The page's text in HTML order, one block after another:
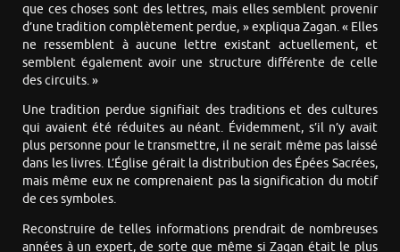
que ces choses sont des lettres, mais elles semblent provenir
d’une tradition complètement perdue, » expliqua Zagan. « Elles
ne ressemblent à aucune lettre existant actuellement, et
semblent également avoir une structure différente de celle
des circuits. »
Une tradition perdue signifiait des traditions et des cultures
qui avaient été réduites au néant. Évidemment, s’il n’y avait
plus personne pour le transmettre, il ne serait même pas laissé
dans les livres. L’Église gérait la distribution des Épées Sacrées,
mais même eux ne comprenaient pas la signification du motif
de ces symboles.
Reconstruire de telles informations prendrait de nombreuses
années à un expert, de sorte que même si Zagan était le plus